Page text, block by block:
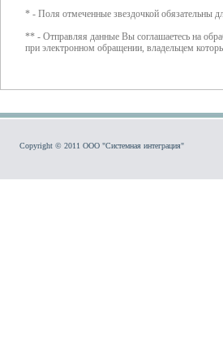
* - Поля отмеченные звездочкой обязательны
** - Отправляя данные Вы соглашаетесь на
при электронном обращении, владельцем
Copyright © 2011 ООО "Системная